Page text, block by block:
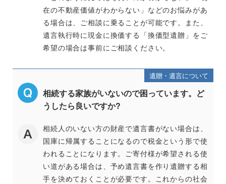
在の不動産価値がわからない」などのお悩みがあ
る場合は、ご相談に乗ることが可能です。また、
遺言執行時に現金に換価する「換価型遺贈」をご
希望の場合は事前にご相談ください。
遺贈・遺言について
相続する家族がいないので困っています。ど
うしたら良いですか?
相続人のいない方の財産で遺言書がない場合は、
国庫に帰属することになるので税金という形で使
われることになります。ご寄付様が希望される使
い道がある場合は、予め遺言書を作り遺贈する相
手を決めておくことが必要です。これからの社会